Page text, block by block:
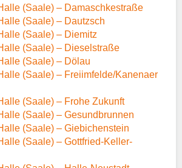
(Saale) – Damaschkestraße
(Saale) – Dautzsch
(Saale) – Diemitz
(Saale) – Dieselstraße
(Saale) – Dölau
(Saale) – Freiimfelde/Kanenaer
(Saale) – Frohe Zukunft
(Saale) – Gesundbrunnen
(Saale) – Giebichenstein
(Saale) – Gottfried-Keller-